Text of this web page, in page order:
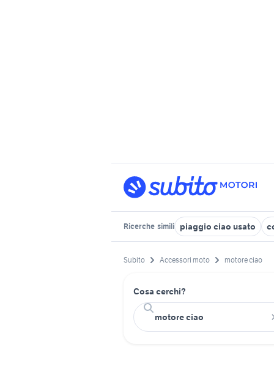
Ricerche simili piaggio ciao usato
Subito Accessori moto motore ciao
Cosa cerchi?